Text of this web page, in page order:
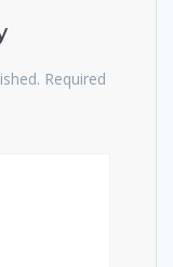
Required